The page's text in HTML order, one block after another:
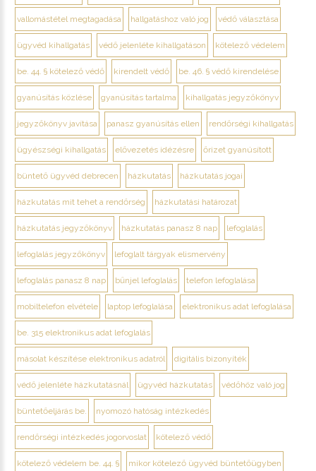
vallomástétel megtagadása hallgatáshoz való jog védő választása
ügyvéd kihallgatás védő jelenléte kihallgatáson kötelező védelem
be. 44. § kötelező védő kirendelt védő be. 46. § védő kirendelése
gyanúsítás közlése gyanúsítás tartalma kihallgatás jegyzőkönyv
jegyzőkönyv javítása panasz gyanúsítás ellen rendőrségi kihallgatás
ügyészségi kihallgatás elővezetés idézésre őrizet gyanúsított
büntető ügyvéd debrecen házkutatás házkutatás jogai
házkutatás mit tehet a rendőrség házkutatási határozat
házkutatás jegyzőkönyv házkutatás panasz 8 nap lefoglalás
lefoglalás jegyzőkönyv lefoglalt tárgyak elismervény
lefoglalás panasz 8 nap bűnjel lefoglalás telefon lefoglalása
mobiltelefon elvétele laptop lefoglalása elektronikus adat lefoglalása
be. 315 elektronikus adat lefoglalás
másolat készítése elektronikus adatról digitális bizonyíték
védő jelenléte házkutatásnál ügyvéd házkutatás védőhöz való jog
büntetőeljárás be. nyomozó hatóság intézkedés
rendőrségi intézkedés jogorvoslat kötelező védő
kötelező védelem be. 44. § mikor kötelező ügyvéd büntetőügyben